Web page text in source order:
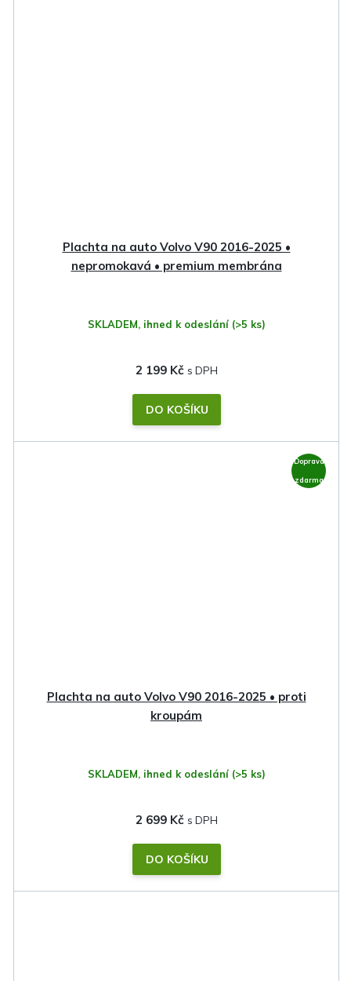
Plachta na auto Volvo V90 2016-2025 •
nepromokavá • premium membrána
SKLADEM, ihned k odeslání (>5 ks)
2 199 Kč
DO KOŠÍKU
Doprava
zdarma
Plachta na auto Volvo V90 2016-2025 • proti
kroupám
SKLADEM, ihned k odeslání (>5 ks)
2 699 Kč
DO KOŠÍKU